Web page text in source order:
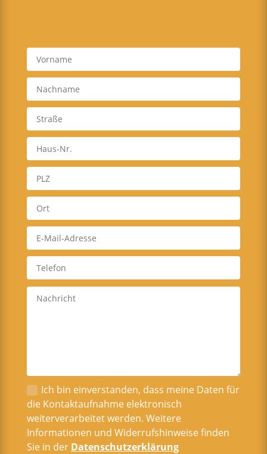
Ich bin einverstanden, dass meine Daten für
die Kontaktaufnahme elektronisch
weiterverarbeitet werden. Weitere
Informationen und Widerrufshinweise finden
Sie in der Datenschutzerklärung